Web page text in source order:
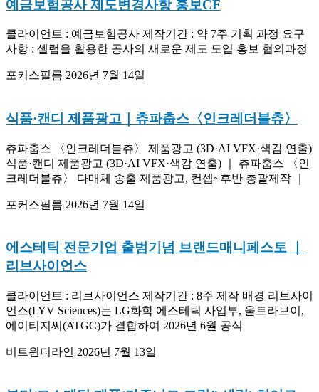
예금보험공사 제도변경사항 홍보CF
클라이언트 : 예금보험공사 제작기간 : 약 7주 기획 과정 요구
사항 : 셀럽을 활용한 공사의 새로운 제도 도입 홍보 협의과정
포커스필름 2026년 7월 14일
식품·캔디 제품광고｜츄파춥스〈인크레더블츄〉
츄파춥스 〈인크레더블츄〉 제품광고 (3D·AI VFX·색감 연출)
식품·캔디 제품광고 (3D·AI VFX·색감 연출) ｜ 츄파춥스 〈인
크레더블츄〉 다매체 송출 제품광고, 컨셉~후반 총괄제작 ｜
포커스필름 2026년 7월 14일
에스테틱 전문기업 출범기념 브랜드매니페스토 ｜
리브사이언스
클라이언트 : 리브사이언스 제작기간 : 8주 제작 배경 리브사이
언스(LYV Sciences)는 LG화학 에스테틱 사업부, 울트라브이,
에이티지씨(ATGC)가 결합하여 2026년 6월 공식
비트윈더라인 2026년 7월 13일